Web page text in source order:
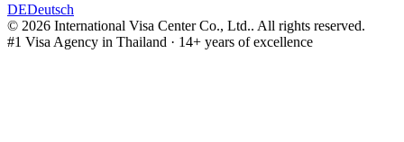
DEDeutsch
© 2026 International Visa Center Co., Ltd.. All rights reserved.
#1 Visa Agency in Thailand · 14+ years of excellence